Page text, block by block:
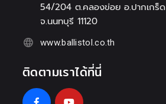
54/204 ต.คลองข่อย อ.ปากเกร็ด
จ.นนทบุรี 11120
www.ballistol.co.th
ติดตามเราได้ที่นี่